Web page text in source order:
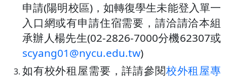
申請(陽明校區)，如轉復學生未能登入單一
入口網或有申請住宿需要，請洽請洽本組
承辦人楊先生(02-2826-7000分機62307或
scyang01@nycu.edu.tw)
如有校外租屋需要，詳請參閱校外租屋專